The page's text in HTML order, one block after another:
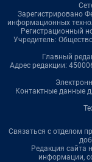
Зарегистрировано
информационных
Регистрационный
Учредитель:
Главный
Адрес редакции:
Контактные данные
Связаться с отделом
Редакция сайта
информации,